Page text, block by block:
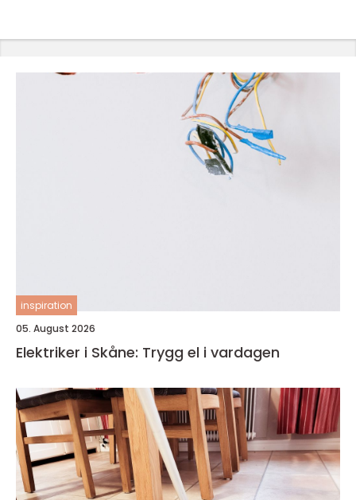
inspiration
05. August 2026
Elektriker i Skåne: Trygg el i vardagen